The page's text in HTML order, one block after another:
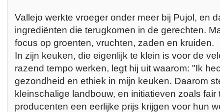
Vallejo werkte vroeger onder meer bij Pujol, en
ingrediënten die terugkomen in de gerechten.
focus op groenten, vruchten, zaden en kruiden.
In zijn keuken, die eigenlijk te klein is voor de
razend tempo werken, legt hij uit waarom: "Ik
gezondheid en ethiek in mijn keuken. Daarom
kleinschalige landbouw, en initiatieven zoals fair
producenten een eerlijke prijs krijgen voor hun